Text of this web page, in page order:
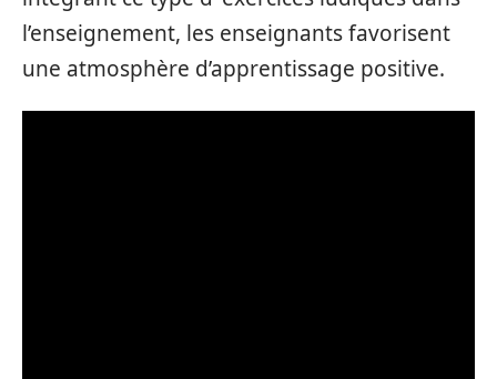
l’enseignement, les enseignants favorisent
une atmosphère d’apprentissage positive.